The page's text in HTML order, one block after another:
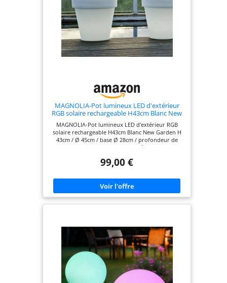
MAGNOLIA-Pot lumineux LED d'extérieur
RGB solaire rechargeable H43cm Blanc New
Garden
MAGNOLIA-Pot lumineux LED d'extérieur RGB
solaire rechargeable H43cm Blanc New Garden H
43cm / Ø 45cm / base Ø 28cm / profondeur de
plantation 21cm Polypropylène Blanc
99,00 €